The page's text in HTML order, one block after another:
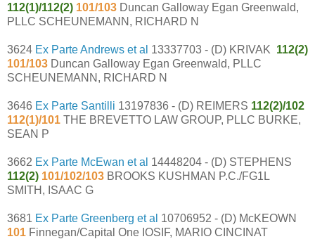
112(1)/112(2) 101/103 Duncan Galloway Egan Greenwald,
PLLC SCHEUNEMANN, RICHARD N
3624 Ex Parte Andrews et al 13337703 - (D) KRIVAK 112(2)
101/103 Duncan Galloway Egan Greenwald, PLLC
SCHEUNEMANN, RICHARD N
3646 Ex Parte Santilli 13197836 - (D) REIMERS 112(2)/102
112(1)/101 THE BREVETTO LAW GROUP, PLLC BURKE,
SEAN P
3662 Ex Parte McEwan et al 14448204 - (D) STEPHENS
112(2) 101/102/103 BROOKS KUSHMAN P.C./FG1L
SMITH, ISAAC G
3681 Ex Parte Greenberg et al 10706952 - (D) McKEOWN
101 Finnegan/Capital One IOSIF, MARIO CINCINAT